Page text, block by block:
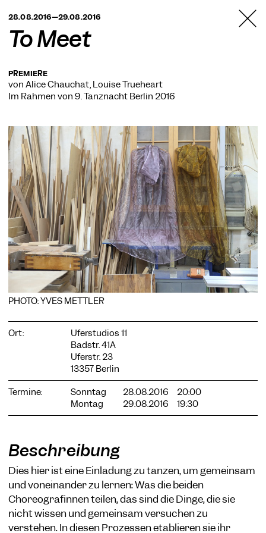
BERLIN
28.08.2016—29.08.2016
To Meet
PREMIERE
von Alice Chauchat, Louise Trueheart
Im Rahmen von 9. Tanznacht Berlin 2016
PHOTO: YVES METTLER
Ort:
Uferstudios 11
Badstr. 41A
Uferstr. 23
13357 Berlin
Termine:
Sonntag 28.08.2016
20:00
Montag
29.08.2016 19:30
Beschreibung
Dies hier ist eine Einladung zu tanzen, um gemeinsam
und voneinander zu lernen: Was die beiden
Choreografinnen teilen, das sind die Dinge, die sie
nicht wissen und gemeinsam versuchen zu
verstehen. In diesen Prozessen etablieren sie ihr
COOKIE-EINSTELLUNGEN
Wir verwenden Cookies und Inhalte externer Anbieter auf
unserer Website. Notwendige Cookies sind essenziell, damit
Sie die Website nutzen können. Andere Cookies helfen uns,
die Website weiterzuentwickeln. Sie können Ihre Einwilligung
jederzeit widerrufen. Bitte besuchen Sie unsere
Datenschutzerklärung für weitere Informationen. Unten
können Sie auswählen, welche Technologien Sie zulassen
Notwendige Cookies
Externe Medien
Statistiken
Nur notwendige Alle akzeptieren Speichern